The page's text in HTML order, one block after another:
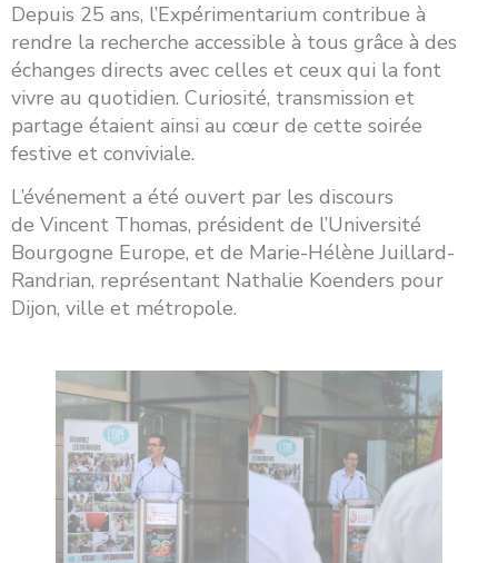
Depuis 25 ans, l’Expérimentarium contribue à
rendre la recherche accessible à tous grâce à des
échanges directs avec celles et ceux qui la font
vivre au quotidien. Curiosité, transmission et
partage étaient ainsi au cœur de cette soirée
festive et conviviale.
L’événement a été ouvert par les discours
de Vincent Thomas, président de l’Université
Bourgogne Europe, et de Marie-Hélène Juillard-
Randrian, représentant Nathalie Koenders pour
Dijon, ville et métropole.